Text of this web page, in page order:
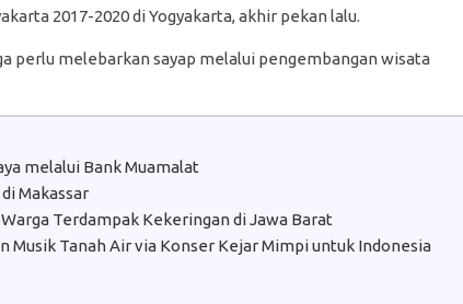
2017-2020 di Yogyakarta, akhir pekan lalu.
perlu melebarkan sayap melalui pengembangan wisata
melalui Bank Muamalat
Makassar
Terdampak Kekeringan di Jawa Barat
Musik Tanah Air via Konser Kejar Mimpi untuk Indonesia